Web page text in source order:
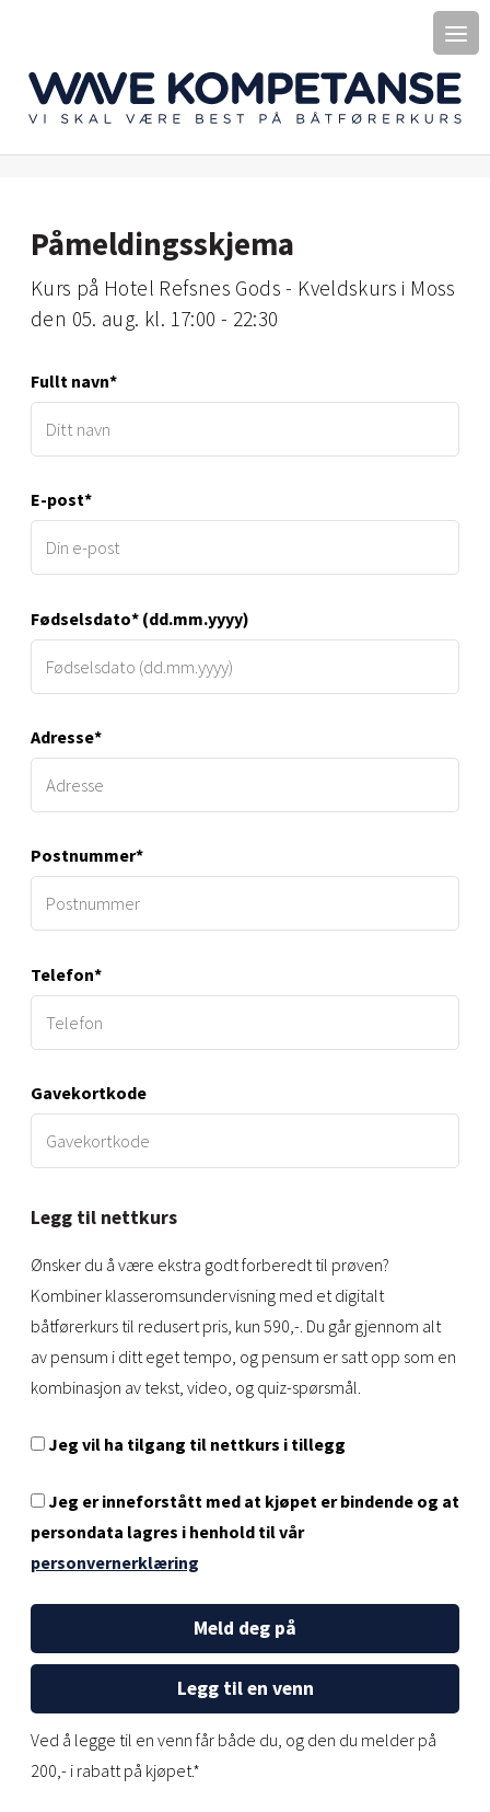
Påmeldingsskjema
kurs på Hotel Refsnes Gods - Kveldskurs i Moss
den 05. aug. kl. 17:00 - 22:30
Fullt navn*
E-post*
Fødselsdato* (dd.mm.yyyy)
Adresse*
Postnummer*
Telefon*
Gavekortkode
Legg til nettkurs
Ønsker du å være ekstra godt forberedt til prøven?
Kombiner klasseromsundervisning med et digitalt
båtførerkurs til redusert pris, kun 590,-. Du går gjennom alt
av pensum i ditt eget tempo, og pensum er satt opp som en
kombinasjon av tekst, video, og quiz-spørsmål.
Jeg vil ha tilgang til nettkurs i tillegg
Jeg er inneforstått med at kjøpet er bindende og at
persondata lagres i henhold til vår
personvernerklæring
Meld deg på
Legg til en venn
Ved å legge til en venn får både du, og den du melder på
200,- i rabatt på kjøpet.*